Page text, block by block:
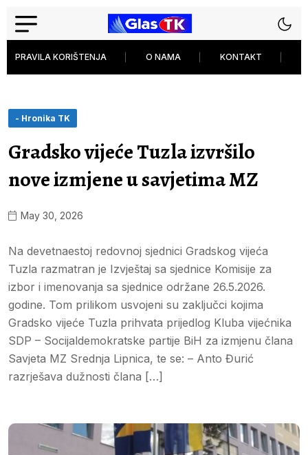
PRAVILA KORIŠTENJA O NAMA KONTAKT
- Hronika TK
Gradsko vijeće Tuzla izvršilo
nove izmjene u savjetima MZ
May 30, 2026
Na devetnaestoj redovnoj sjednici Gradskog vijeća
Tuzla razmatran je Izvještaj sa sjednice Komisije za
izbor i imenovanja sa sjednice održane 26.5.2026.
godine. Tom prilikom usvojeni su zaključci kojima
Gradsko vijeće Tuzla prihvata prijedlog Kluba vijećnika
SDP – Socijaldemokratske partije BiH za izmjenu člana
Savjeta MZ Srednja Lipnica, te se: – Anto Đurić
razrješava dužnosti člana […]